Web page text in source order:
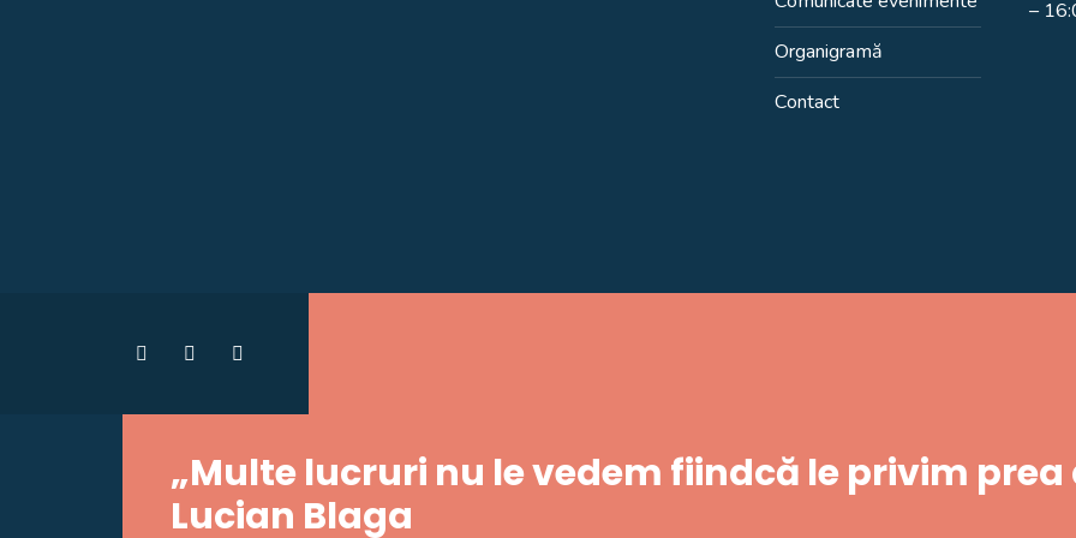
Organigramă
Contact
–
„Multe lucruri nu le vedem fiindcă le privim prea
Lucian Blaga